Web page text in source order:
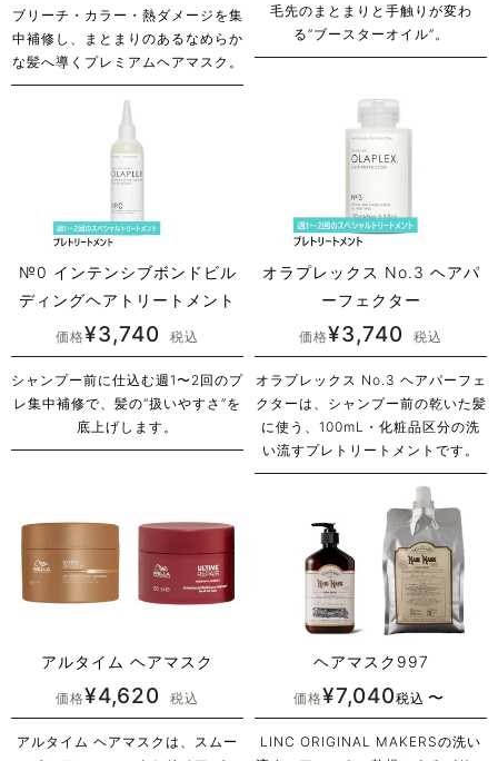
ブリーチ・カラー・熱ダメージを集
中補修し、まとまりのあるなめらか
な髪へ導くプレミアムヘアマスク。
毛先のまとまりと手触りが変わ
る“ブースターオイル”。
№0 インテンシブボンドビル
ディングヘアトリートメント
価格¥3,740 税込
シャンプー前に仕込む週1〜2回のプ
レ集中補修で、髪の“扱いやすさ”を
底上げします。
オラプレックス No.3 ヘアパ
ーフェクター
価格¥3,740 税込
オラプレックス No.3 ヘアパーフェ
クターは、シャンプー前の乾いた髪
に使う、100mL・化粧品区分の洗
い流すプレトリートメントです。
アルタイム ヘアマスク
価格¥4,620 税込
アルタイム ヘアマスクは、スムー
ヘアマスク997
価格¥7,040税込 〜
LINC ORIGINAL MAKERSの洗い